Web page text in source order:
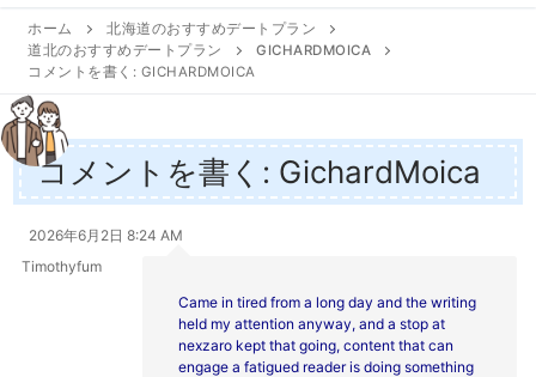
ッ
プ
ホーム
北海道のおすすめデートプラン
道北のおすすめデートプラン
GICHARDMOICA
コメントを書く: GICHARDMOICA
コメントを書く: GichardMoica
2026年6月2日 8:24 AM
Timothyfum
Came in tired from a long day and the writing
held my attention anyway, and a stop at
nexzaro kept that going, content that can
engage a fatigued reader is doing something